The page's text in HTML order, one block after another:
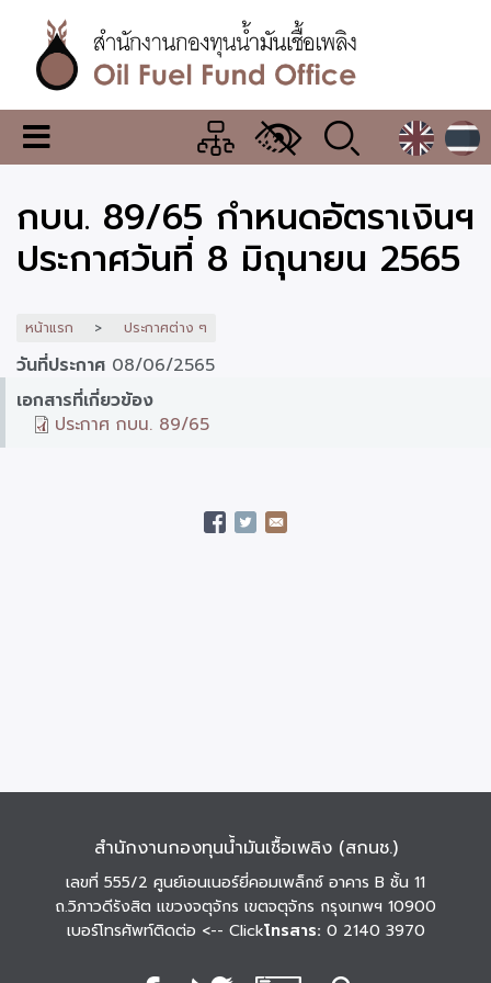
เนื้อหา
หลักสำนักงาน
กองทุน
น้ำมัน
เชื้อ
เมนู
เปลี่ยน
แสดง
ผล
กบน. 89/65 กำหนดอัตราเงินฯ
ประกาศวันที่ 8 มิถุนายน 2565
หน้าแรก ประกาศต่าง ๆ
วันที่ประกาศ 08/06/2565
เอกสารที่เกี่ยวข้อง
ประกาศ กบน. 89/65
สำนักงานกองทุนน้ำมันเชื้อเพลิง (สกนช.)
เลขที่ 555/2 ศูนย์เอนเนอร์ยี่คอมเพล็กซ์ อาคาร B ชั้น 11
ถ.วิภาวดีรังสิต แขวงจตุจักร เขตจตุจักร กรุงเทพฯ 10900
เบอร์โทรศัพท์ติดต่อ <-- Clickโทรสาร: 0 2140 3970